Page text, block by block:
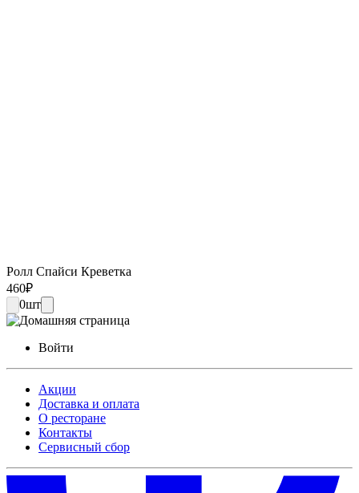
Ролл Спайси Креветка
460₽
0шт
Войти
Акции
Доставка и оплата
О ресторане
Контакты
Сервисный сбор